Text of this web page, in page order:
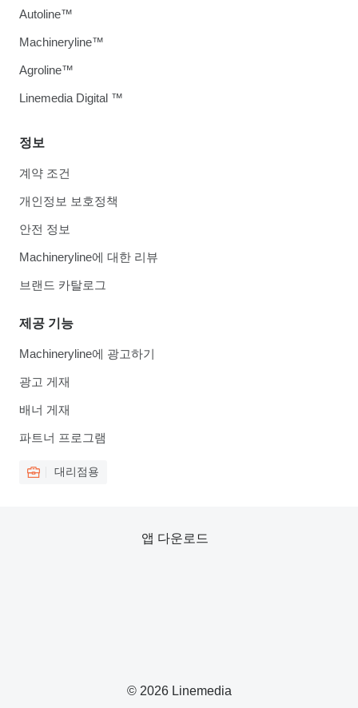
정보
계약 조건
개인정보 보호정책
안전 정보
Machineryline에 대한 리뷰
브랜드 카탈로그
제공 기능
Machineryline에 광고하기
광고 게재
배너 게재
파트너 프로그램
대리점용
Autoline™
Machineryline™
Agroline™
Linemedia Digital ™
© 2026 Linemedia
앱 다운로드